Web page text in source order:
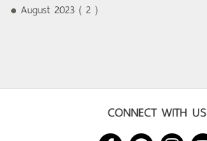
August 2023 ( 2 )
CONNECT WITH US